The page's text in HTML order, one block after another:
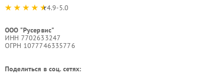
4.9-5.0
ООО "Русервис"
ИНН 7702633247
ОГРН 1077746335776
Поделиться в соц. сетях: